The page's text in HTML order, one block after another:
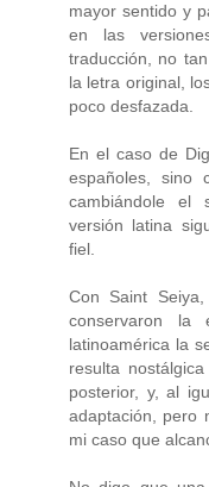
mayor sentido y
en las
traducción, no
la letra original,
poco desfazada.
En el caso de
españoles, sino
cambiándole el
versión latina
fiel.
Con Saint
conservaron la
latinoamérica la
resulta
posterior, y, al
adaptación, pero
mi caso que